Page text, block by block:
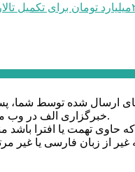
ارسال شده توسط شما،
خبرگزاری الف در وب منتشر خواهد شد.
غیر از زبان فارسی یا غیر